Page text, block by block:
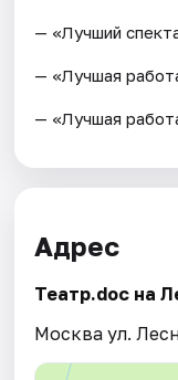
— «Лучший
— «Лучшая
— «Лучшая
Адрес
Театр.doc на
Москва ул.